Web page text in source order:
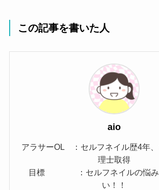
この記事を書いた人
aio
アラサーOL ：セルフネイル歴4年
理士取得
目標 ：セルフネイルの悩み
い！！